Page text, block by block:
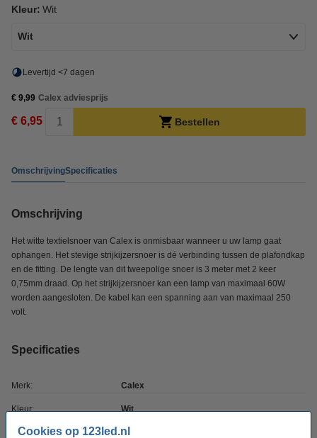
Cookies op 123led.nl
Kleur: Wit
Wit
Levertijd <7 dagen
€ 9,99 Calex adviesprijs
€ 6,95 Bestellen
OmschrijvingSpecificaties
Omschrijving
Het witte textielsnoer van Calex is onmisbaar wanneer u uw lamp gaat
ophangen. Het stevige strijkijzersnoer is dé verbinding tussen de plafondkap
en de fitting. De lengte van dit tweepolige snoer is 3 meter met 2 keer
0,75mm draad. Op het strijkijzersnoer kan een lamp van maximaal 60W
worden aangesloten. De kabel kan een spanning aan van maximaal 250
volt.
Specificaties
Merk: Calex
Kleur: Wit
Kabellengte: 300 cm